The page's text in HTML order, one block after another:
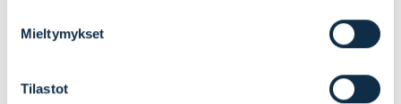
Mieltymykset
Tilastot
saavuttanut neutraalin tason. Keskuspankki
aloittamaansa rahapolitiikan kiristämistä.